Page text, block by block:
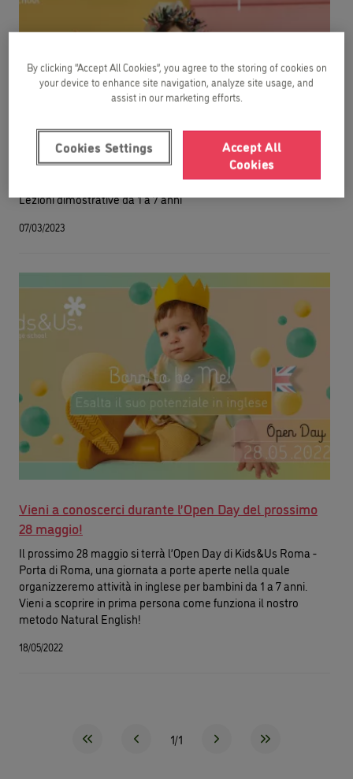
Lezioni dimostrative da 1 a 7 anni
07/03/2023
Vieni a conoscerci durante l’Open Day del prossimo
28 maggio!
Il prossimo 28 maggio si terrà l’Open Day di Kids&Us Roma -
Porta di Roma, una giornata a porte aperte nella quale
organizzeremo attività in inglese per bambini da 1 a 7 anni.
Vieni a scoprire in prima persona come funziona il nostro
metodo Natural English!
18/05/2022
1/1
By clicking “Accept All Cookies”, you agree to the storing of cookies on
your device to enhance site navigation, analyze site usage, and
assist in our marketing efforts.
Accept All
Cookies
Cookies Settings